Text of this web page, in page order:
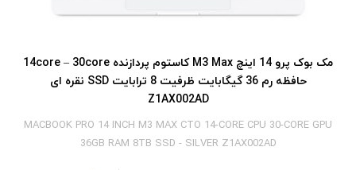
مک بوک پرو 14 اینچ M3 Max کاستوم پردازنده 14core – 30core
حافظه رم 36 گیگابایت ظرفیت 8 ترابایت SSD نقره ای
Z1AX002AD
MACBOOK PRO 14 INCH M3 MAX CTO 14-CORE CPU 30-CORE GPU
36GB RAM 8TB SSD - SILVER Z1AX002AD